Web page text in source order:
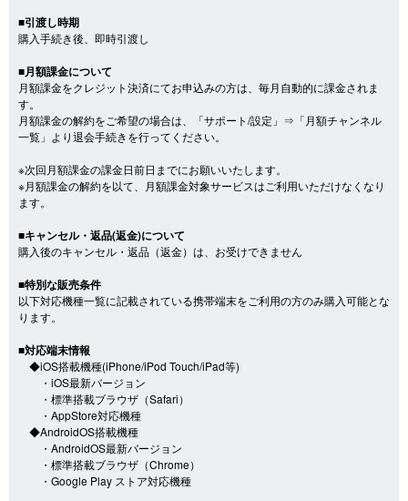
■引渡し時期
購入手続き後、即時引渡し
■月額課金について
月額課金をクレジット決済にてお申込みの方は、毎月自動的に課金されま
す。
月額課金の解約をご希望の場合は、「サポート/設定」⇒「月額チャンネル
一覧」より退会手続きを行ってください。
※次回月額課金の課金日前日までにお願いいたします。
※月額課金の解約を以て、月額課金対象サービスはご利用いただけなくなり
ます。
■キャンセル・返品(返金)について
購入後のキャンセル・返品（返金）は、お受けできません
■特別な販売条件
以下対応機種一覧に記載されている携帯端末をご利用の方のみ購入可能とな
ります。
■対応端末情報
◆iOS搭載機種(iPhone/iPod Touch/iPad等)
・iOS最新バージョン
・標準搭載ブラウザ（Safari）
・AppStore対応機種
◆AndroidOS搭載機種
・AndroidOS最新バージョン
・標準搭載ブラウザ（Chrome）
・Google Play ストア対応機種